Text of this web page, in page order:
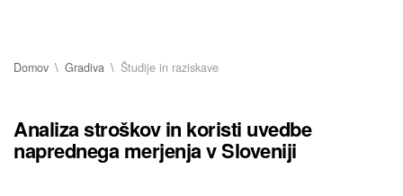
Domov Gradiva Študije in raziskave
Analiza stroškov in koristi uvedbe
naprednega merjenja v Sloveniji